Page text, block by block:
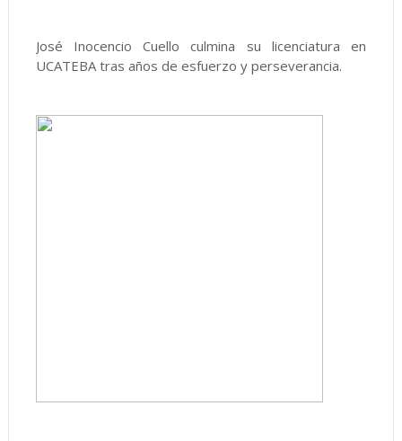
José Inocencio Cuello culmina su licenciatura en
UCATEBA tras años de esfuerzo y perseverancia.